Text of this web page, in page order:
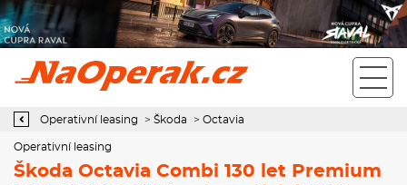
Operativní leasing Škoda Octavia Combi 130 let Premium 2,0 TDI
110 kW 7° automatická DSG
Operativní leasing > Škoda > Octavia
Operativní leasing
Škoda Octavia Combi 130 let Premium